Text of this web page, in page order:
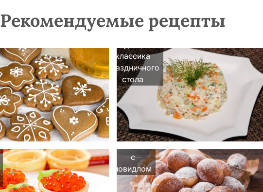
Рекомендуемые рецепты
Салат Оливье
классика
праздничного
стола
с
повидлом